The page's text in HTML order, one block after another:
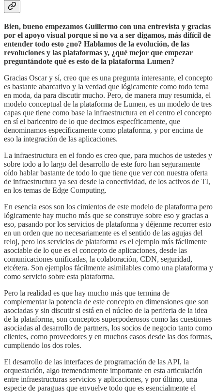
Bien, bueno empezamos Guillermo con una entrevista y gracias
por el apoyo visual porque si no va a ser digamos, más difícil de
entender todo esto ¿no? Hablamos de la evolución, de las
revoluciones y las plataformas y, ¿qué mejor que empezar
preguntándote qué es esto de la plataforma Lumen?
Gracias Oscar y sí, creo que es una pregunta interesante, el concepto
es bastante abarcativo y la verdad que lógicamente como todo tema
en moda, da para discutir mucho. Pero, de manera muy resumida, el
modelo conceptual de la plataforma de Lumen, es un modelo de tres
capas que tiene como base la infraestructura en el centro el concepto
en sí el baricentro de lo que decimos específicamente, que
denominamos específicamente como plataforma, y por encima de
eso la integración de las aplicaciones.
La infraestructura en el fondo es creo que, para muchos de ustedes y
sobre todo a lo largo del desarrollo de este foro han seguramente
oído hablar bastante de todo lo que tiene que ver con nuestra oferta
de infraestructura ya sea desde la conectividad, de los activos de TI,
en los temas de Edge Computing.
En esencia esos son los cimientos de este modelo de plataforma pero
lógicamente hay mucho más que se construye sobre eso y gracias a
eso, pasando por los servicios de plataforma y déjenme recorrer esto
en un orden que no necesariamente es el sentido de las agujas del
reloj, pero los servicios de plataforma es el ejemplo más fácilmente
asociable de lo que es el concepto de aplicaciones, desde las
comunicaciones unificadas, la colaboración, CDN, seguridad,
etcétera. Son ejemplos fácilmente asimilables como una plataforma y
como servicio sobre esta plataforma.
Pero la realidad es que hay mucho más que termina de
complementar la potencia de este concepto en dimensiones que son
asociadas y sin discutir si está en el núcleo de la periferia de la idea
de la plataforma, son conceptos superpoderosos como las cuestiones
asociadas al desarrollo de partners, los socios de negocio tanto como
clientes, como proveedores y en muchos casos desde las dos formas,
cumpliendo los dos roles.
El desarrollo de las interfaces de programación de las API, la
orquestación, algo tremendamente importante en esta articulación
entre infraestructuras servicios y aplicaciones, y por último, una
especie de paraguas que envuelve todo que es esencialmente el